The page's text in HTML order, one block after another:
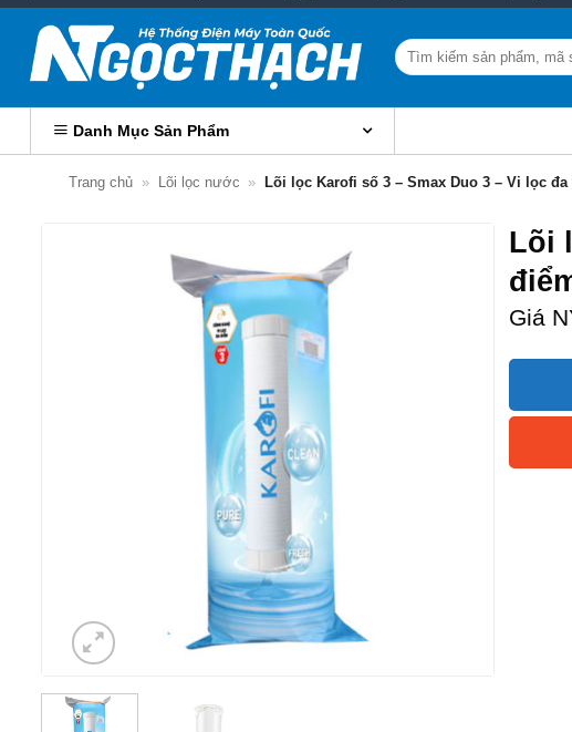
Tìm
kiếm:
Danh Mục Sản Phẩm
Trang chủ » Lõi lọc nước » Lõi lọc Karofi số 3 – Smax Duo 3 – Vi lọc đa
Lõi
Giá